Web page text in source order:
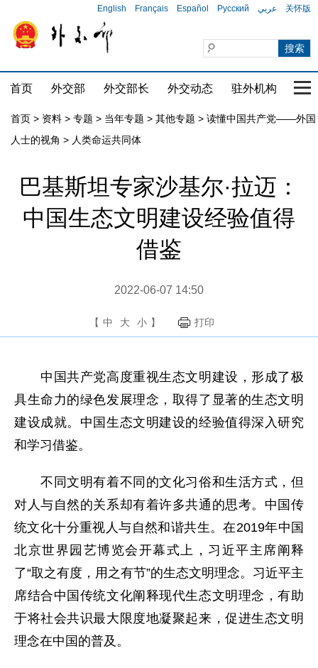
English Français Español Русский عربي 关怀版
首页 外交部 外交部长 外交动态 驻外机构 国
首页 > 资料 > 专题 > 当年专题 > 其他专题 > 读懂中国共产党——外国
人士的视角 > 人类命运共同体
巴基斯坦专家沙基尔·拉迈：
中国生态文明建设经验值得
借鉴
2022-06-07 14:50
【 中 大 小 】 打印
中国共产党高度重视生态文明建设，形成了极
具生命力的绿色发展理念，取得了显著的生态文明
建设成就。中国生态文明建设的经验值得深入研究
和学习借鉴。
不同文明有着不同的文化习俗和生活方式，但
对人与自然的关系却有着许多共通的思考。中国传
统文化十分重视人与自然和谐共生。在2019年中国
北京世界园艺博览会开幕式上，习近平主席阐释
了“取之有度，用之有节”的生态文明理念。习近平主
席结合中国传统文化阐释现代生态文明理念，有助
于将社会共识最大限度地凝聚起来，促进生态文明
理念在中国的普及。